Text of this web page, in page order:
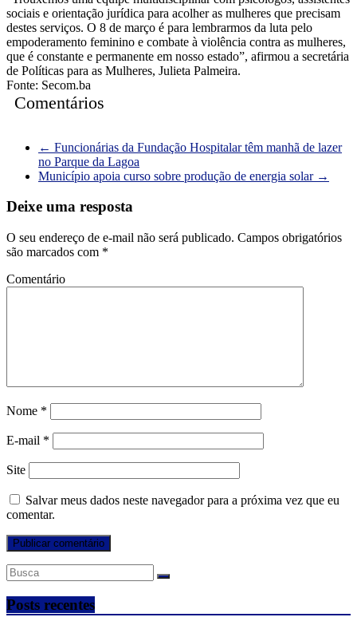
sociais e orientação jurídica para acolher as mulheres que precisam
destes serviços. O 8 de março é para lembrarmos da luta pelo
empoderamento feminino e combate à violência contra as mulheres,
que é constante e permanente em nosso estado”, afirmou a secretária
de Políticas para as Mulheres, Julieta Palmeira.
Fonte: Secom.ba
Comentários
← Funcionárias da Fundação Hospitalar têm manhã de lazer
no Parque da Lagoa
Município apoia curso sobre produção de energia solar →
Deixe uma resposta
O seu endereço de e-mail não será publicado. Campos obrigatórios
são marcados com *
Comentário
Nome *
E-mail *
Site
Salvar meus dados neste navegador para a próxima vez que eu
comentar.
Posts recentes